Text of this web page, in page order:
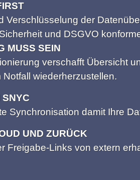
Verschlüsselung der
und DSGVO
MUSS SEIN
verschafft Übersicht
Notfall wiederherzustellen.
SNYC
Synchronisation damit Ihre
UND ZURÜCK
Freigabe-Links von extern